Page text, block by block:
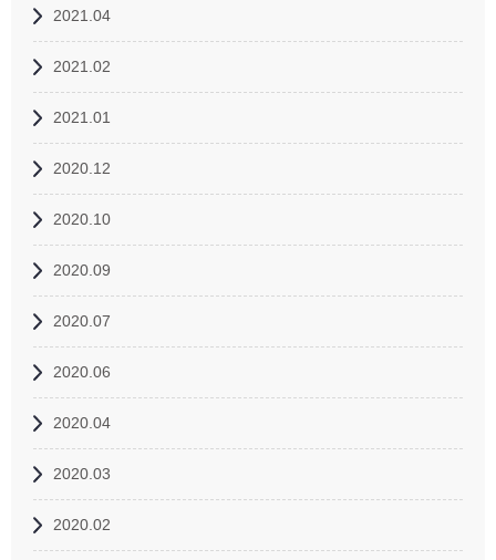
2021.04
2021.02
2021.01
2020.12
2020.10
2020.09
2020.07
2020.06
2020.04
2020.03
2020.02